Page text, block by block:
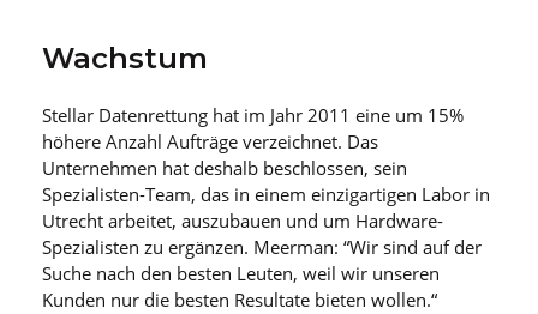
Wachstum
Stellar Datenrettung hat im Jahr 2011 eine um 15%
höhere Anzahl Aufträge verzeichnet. Das
Unternehmen hat deshalb beschlossen, sein
Spezialisten-Team, das in einem einzigartigen Labor in
Utrecht arbeitet, auszubauen und um Hardware-
Spezialisten zu ergänzen. Meerman: “Wir sind auf der
Suche nach den besten Leuten, weil wir unseren
Kunden nur die besten Resultate bieten wollen.“